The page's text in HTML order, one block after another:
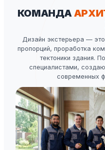
КОМАНДА
Дизайн экстерьера —
пропорций, проработка
тектоники здания.
специалистами,
современных